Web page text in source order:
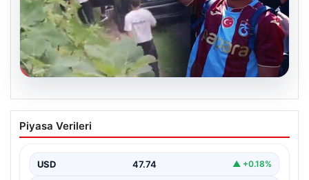
Trabzonlu Teyze Mohamed Salah’ı İlk
Kez Gördü! Güldüren Tepkiler Sosyal
Trabzon’un gözde ilçesi Araklı’ya, dünya futbolunun en
Piyasa Verileri
USD 47.74 ▲ +0.18%